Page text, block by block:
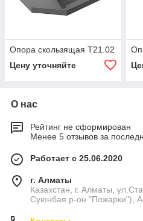
Опора скользящая Т21.02
Цену уточняйте
О нас
Рейтинг не сформирован
Менее 5 отзывов за
Работает с 25.06.2020
г. Алматы
Казахстан, г. Алматы,
Суюнбая р-он "Пожарки"),